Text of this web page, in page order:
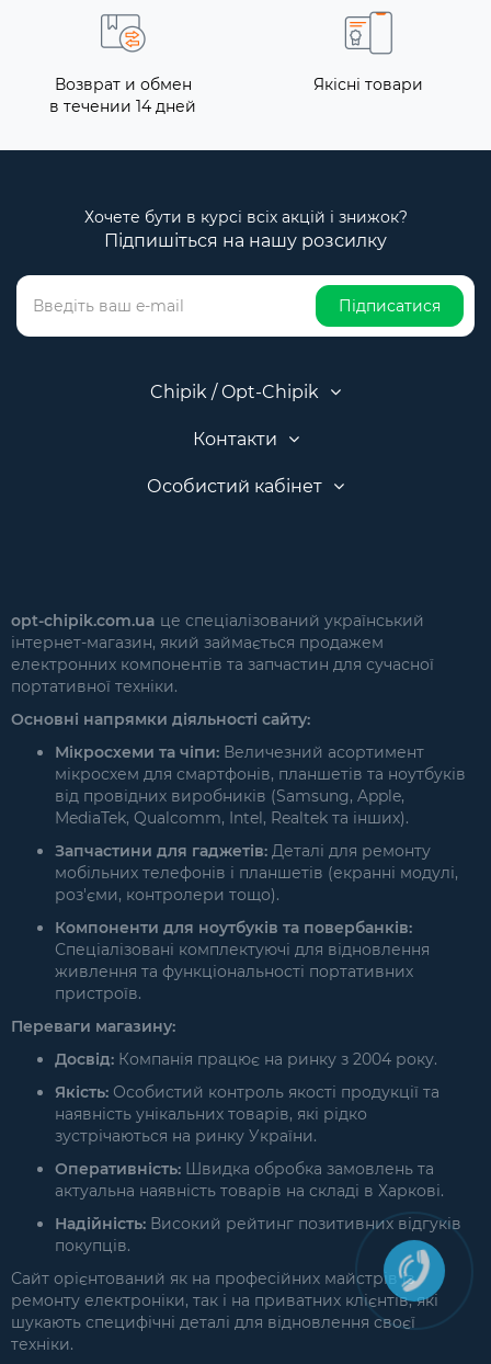
Возврат и обмен
в течении 14 дней
Якісні товари
Хочете бути в курсі всіх акцій і знижок?
Підпишіться на нашу розсилку
Підписатися
Chipik / Opt-Chipik
Контакти
Особистий кабінет
opt-chipik.com.ua це спеціалізований український
інтернет-магазин, який займається продажем
електронних компонентів та запчастин для сучасної
портативної техніки.
Основні напрямки діяльності сайту:
Мікросхеми та чіпи: Величезний асортимент
мікросхем для смартфонів, планшетів та ноутбуків
від провідних виробників (Samsung, Apple,
MediaTek, Qualcomm, Intel, Realtek та інших).
Запчастини для гаджетів: Деталі для ремонту
мобільних телефонів і планшетів (екранні модулі,
роз'єми, контролери тощо).
Компоненти для ноутбуків та повербанків:
Спеціалізовані комплектуючі для відновлення
живлення та функціональності портативних
пристроїв.
Переваги магазину:
Досвід: Компанія працює на ринку з 2004 року.
Якість: Особистий контроль якості продукції та
наявність унікальних товарів, які рідко
зустрічаються на ринку України.
Оперативність: Швидка обробка замовлень та
актуальна наявність товарів на складі в Харкові.
Надійність: Високий рейтинг позитивних відгуків
покупців.
Сайт орієнтований як на професійних майстрів із
ремонту електроніки, так і на приватних клієнтів, які
шукають специфічні деталі для відновлення своєї
техніки.